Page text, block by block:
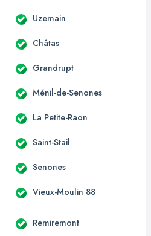
Uzemain
Châtas
Grandrupt
Ménil-de-Senones
La Petite-Raon
Saint-Stail
Senones
Vieux-Moulin 88
Remiremont